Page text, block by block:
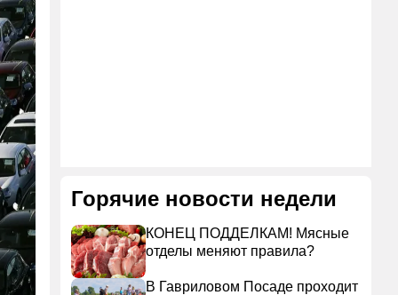
Горячие новости недели
КОНЕЦ ПОДДЕЛКАМ! Мясные
отделы меняют правила?
В Гавриловом Посаде проходит